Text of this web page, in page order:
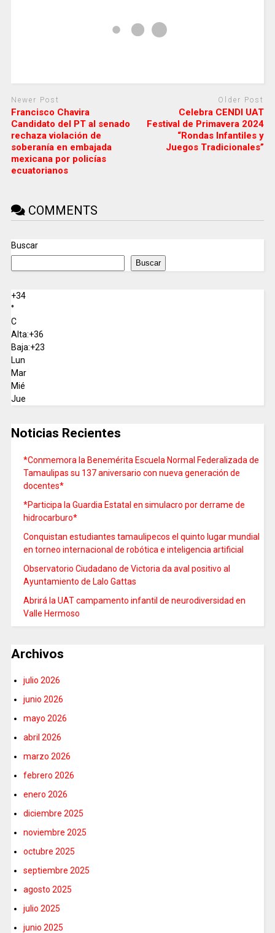
Newer Post
Francisco Chavira
Candidato del PT al senado
rechaza violación de
soberanía en embajada
mexicana por policías
ecuatorianos
Older Post
Celebra CENDI UAT
Festival de Primavera 2024
“Rondas Infantiles y
Juegos Tradicionales”
COMMENTS
Buscar
Buscar
+34
°
C
Alta:+36
Baja:+23
Lun
Mar
Mié
Jue
Noticias Recientes
*Conmemora la Benemérita Escuela Normal Federalizada de
Tamaulipas su 137 aniversario con nueva generación de
docentes*
*Participa la Guardia Estatal en simulacro por derrame de
hidrocarburo*
Conquistan estudiantes tamaulipecos el quinto lugar mundial
en torneo internacional de robótica e inteligencia artificial
Observatorio Ciudadano de Victoria da aval positivo al
Ayuntamiento de Lalo Gattas
Abrirá la UAT campamento infantil de neurodiversidad en
Valle Hermoso
Archivos
julio 2026
junio 2026
mayo 2026
abril 2026
marzo 2026
febrero 2026
enero 2026
diciembre 2025
noviembre 2025
octubre 2025
septiembre 2025
agosto 2025
julio 2025
junio 2025